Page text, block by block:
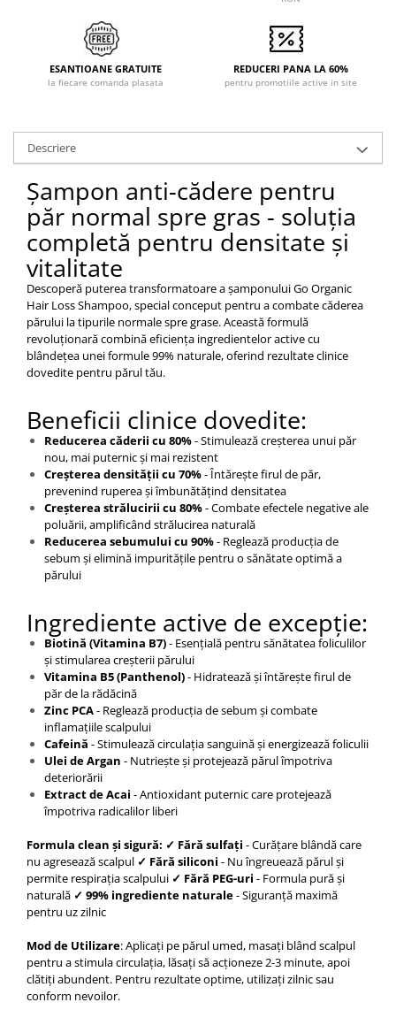
ESANTIOANE GRATUITE
la fiecare comanda plasata
REDUCERI PANA LA 60%
pentru promotiile active in site
Descriere
Șampon anti-cădere pentru
păr normal spre gras - soluția
completă pentru densitate și
vitalitate
Descoperă puterea transformatoare a șamponului Go Organic
Hair Loss Shampoo, special conceput pentru a combate căderea
părului la tipurile normale spre grase. Această formulă
revoluționară combină eficiența ingredientelor active cu
blândețea unei formule 99% naturale, oferind rezultate clinice
dovedite pentru părul tău.
Beneficii clinice dovedite:
Reducerea căderii cu 80%- Stimulează creșterea unui păr
nou, mai puternic și mai rezistent
Creșterea densității cu 70%- Întărește firul de păr,
prevenind ruperea și îmbunătățind densitatea
Creșterea strălucirii cu 80%- Combate efectele negative ale
poluării, amplificând strălucirea naturală
Reducerea sebumului cu 90%- Reglează producția de
sebum și elimină impuritățile pentru o sănătate optimă a
părului
Ingrediente active de excepție:
Biotină (Vitamina B7)- Esențială pentru sănătatea foliculilor
și stimularea creșterii părului
Vitamina B5 (Panthenol)- Hidratează și întărește firul de
păr de la rădăcină
Zinc PCA- Reglează producția de sebum și combate
inflamațiile scalpului
Cafeină - Stimulează circulația sanguină și energizează foliculii
Ulei de Argan - Nutriește și protejează părul împotriva
deteriorării
Extract de Acai - Antioxidant puternic care protejează
împotriva radicalilor liberi
Formula clean și sigură: ✓ Fără sulfați - Curățare blândă care
nu agresează scalpul ✓ Fără siliconi - Nu îngreuează părul și
permite respirația scalpului ✓ Fără PEG-uri - Formula pură și
naturală ✓ 99% ingrediente naturale- Siguranță maximă
pentru uz zilnic
Mod de Utilizare: Aplicați pe părul umed, masați blând scalpul
pentru a stimula circulația, lăsați să acționeze 2-3 minute, apoi
clătiți abundent. Pentru rezultate optime, utilizați zilnic sau
conform nevoilor.